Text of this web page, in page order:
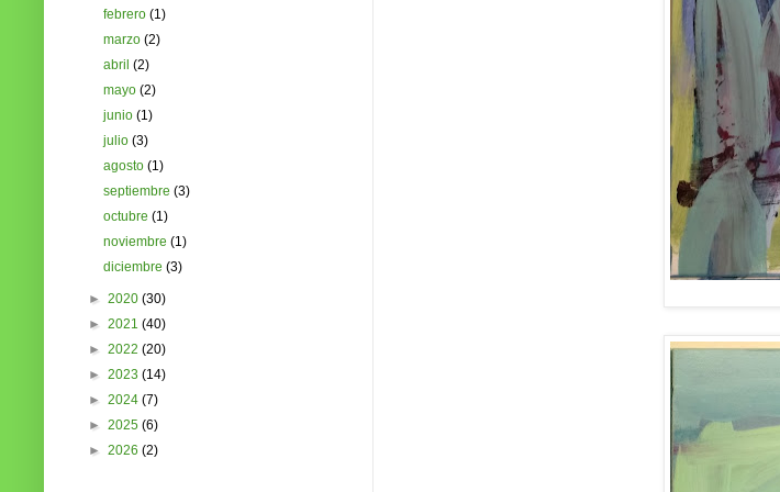
febrero(1)
marzo(2)
abril(2)
mayo(2)
junio(1)
julio(3)
agosto(1)
septiembre(3)
octubre(1)
noviembre(1)
diciembre(3)
► 2020 (30)
► 2021 (40)
► 2022 (20)
► 2023 (14)
► 2024 (7)
► 2025 (6)
► 2026 (2)